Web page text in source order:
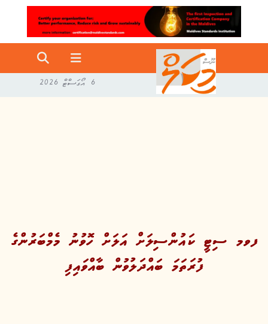
6 އޯގަސްޓް 2026
ފވމ ސިޓީ ކައުންސިލަށް އަލަށް ހޮވުނު މެމްބަރުންގެ
ފުރަތަމަ ބައްދަލުވުން ބާއްވައިފި